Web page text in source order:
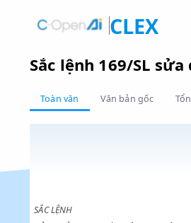
CLEX
Sắc lệnh 169/SL
Toàn văn